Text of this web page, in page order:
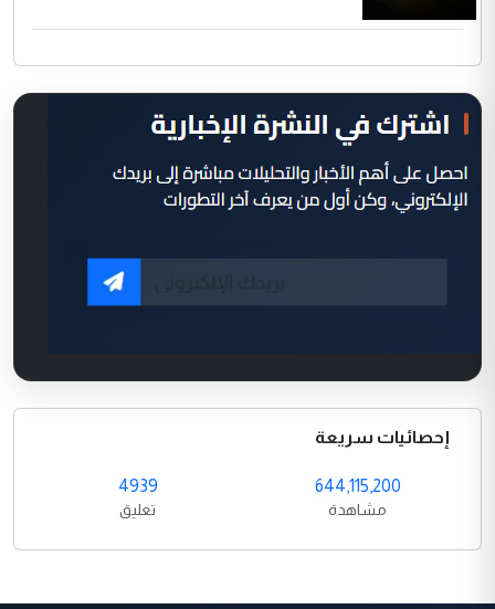
إحصائيات سريعة
644,115,200
مشاهدة
4939
تعليق